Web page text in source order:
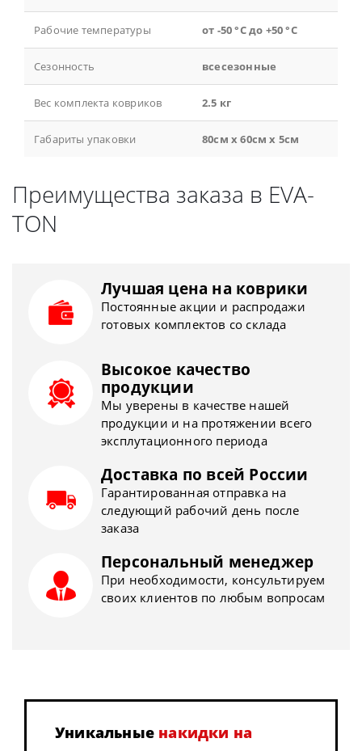
Рабочие температуры от -50 °С до +50 °С
Сезонность всесезонные
Вес комплекта ковриков 2.5 кг
Габариты упаковки 80см x 60см x 5см
Преимущества заказа в EVA-
TON
Лучшая цена на коврики
Постоянные акции и распродажи
готовых комплектов со склада
Высокое качество
продукции
Мы уверены в качестве нашей
продукции и на протяжении всего
эксплутационного периода
Доставка по всей России
Гарантированная отправка на
следующий рабочий день после
заказа
Персональный менеджер
При необходимости, консультируем
своих клиентов по любым вопросам
Уникальные накидки на